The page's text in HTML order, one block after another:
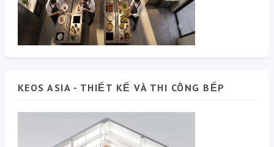
KEOS ASIA - THIẾT KẾ VÀ THI CÔNG BẾP